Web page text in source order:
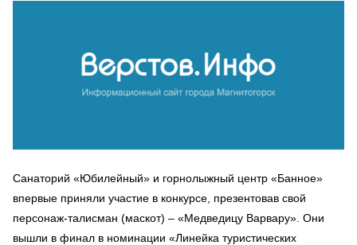
Санаторий «Юбилейный» и горнолыжный центр «Банное»
впервые приняли участие в конкурсе, презентовав свой
персонаж-талисман (маскот) – «Медведицу Варвару». Они
вышли в финал в номинации «Линейка туристических